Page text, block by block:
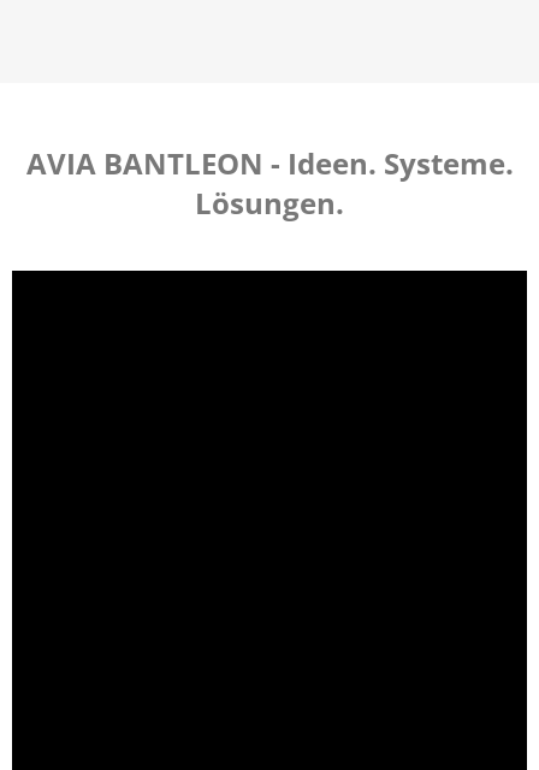
AVIA BANTLEON - Ideen. Systeme.
Lösungen.